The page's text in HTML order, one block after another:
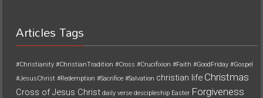
Articles Tags
#Christianity #ChristianTradition #Cross #Crucifixion #Faith #GoodFriday #Gospel
#JesusChrist #Redemption #Sacrifice #Salvation christian life Christmas
Cross of Jesus Christ daily verse descipleship Easter Forgiveness